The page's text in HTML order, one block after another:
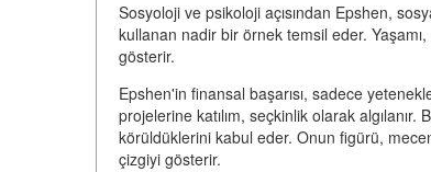
Sosyoloji ve psikoloji açısından Epshen,
kullanan nadir bir örnek temsil eder. Yaşamı,
gösterir.
Epshen'in finansal başarısı, sadece
projelerine katılım, seçkinlik olarak
körüldüklerini kabul eder. Onun figürü,
çizgiyi gösterir.